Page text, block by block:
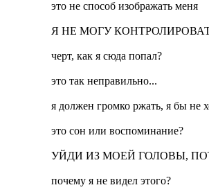
это не способ изображать меня
Я НЕ МОГУ
черт, как я сюда попал?
это так неправильно...
я должен громко ржать, я бы не
это сон или воспоминание?
УЙДИ ИЗ МОЕЙ ГОЛОВЫ,
почему я не видел этого?